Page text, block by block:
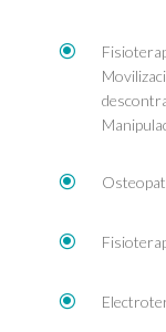
\
\
\
\